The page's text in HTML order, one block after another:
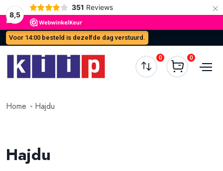
8,5
351 Reviews ×
Voor 14:00 besteld is dezelfde dag verstuurd.
0 0
Home Hajdu
Hajdu